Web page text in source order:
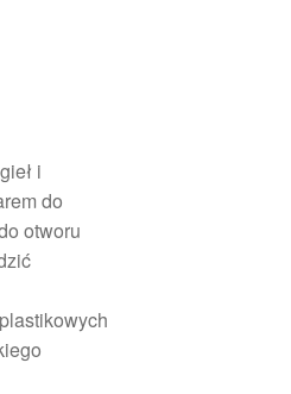
i
do
otworu